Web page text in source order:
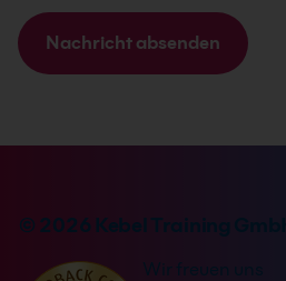
G
V
O
i
e
Nachricht absenden
n
© 2026 Kebel Training GmbH
Wir freuen uns